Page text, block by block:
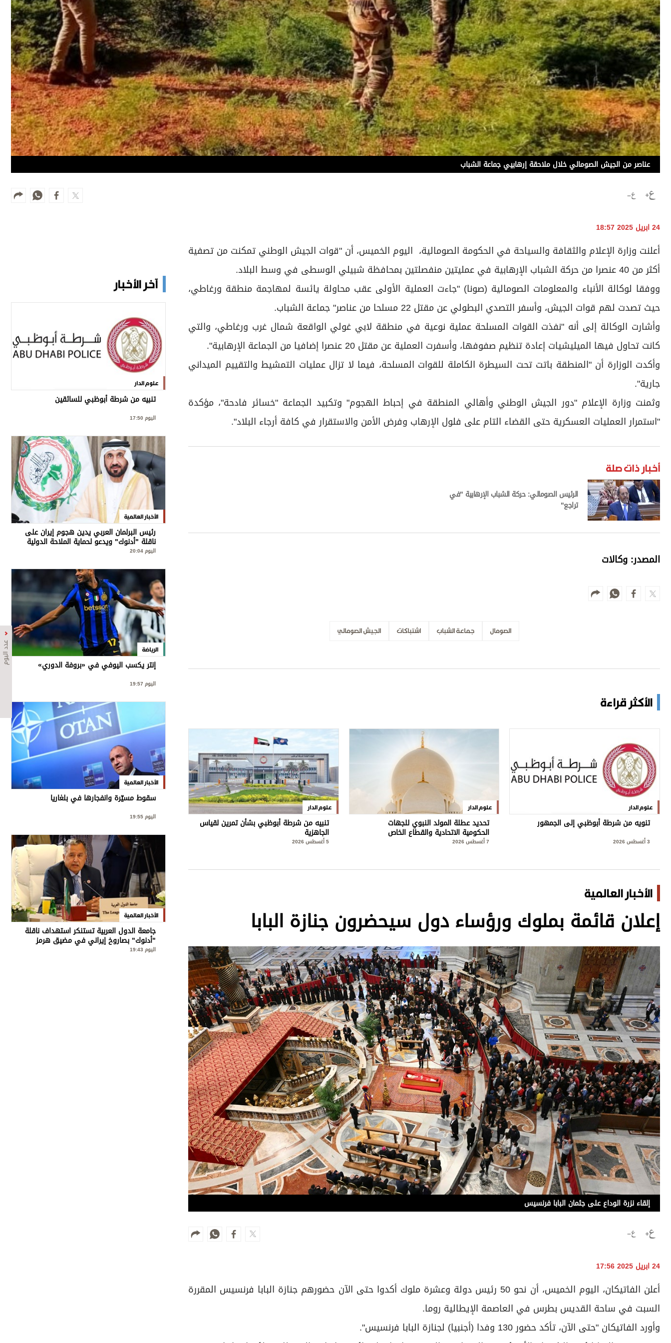
عدد اليوم
مواقيت الصلاة
الأحوال الجوية
عدد اليوم
عناصر من الجيش الصومالي خلال ملاحقة إرهابيي جماعة الشباب
24 ابريل 2025 18:57
أعلنت وزارة الإعلام والثقافة والسياحة في الحكومة الصومالية، اليوم الخميس، أن "قوات الجيش الوطني تمكنت من تصفية
أكثر من 40 عنصرا من حركة الشباب الإرهابية في عمليتين منفصلتين بمحافظة شبيلي الوسطى في وسط البلاد.
ووفقا لوكالة الأنباء والمعلومات الصومالية (صونا) "جاءت العملية الأولى عقب محاولة يائسة لمهاجمة منطقة ورغاطي،
حيث تصدت لهم قوات الجيش، وأسفر التصدي البطولي عن مقتل 22 مسلحا من عناصر" جماعة الشباب.
وأشارت الوكالة إلى أنه "نفذت القوات المسلحة عملية نوعية في منطقة لابي غولي الواقعة شمال غرب ورغاطي، والتي
كانت تحاول فيها الميليشيات إعادة تنظيم صفوفها، وأسفرت العملية عن مقتل 20 عنصرا إضافيا من الجماعة الإرهابية".
وأكدت الوزارة أن "المنطقة باتت تحت السيطرة الكاملة للقوات المسلحة، فيما لا تزال عمليات التمشيط والتقييم الميداني
جارية".
وثمنت وزارة الإعلام "دور الجيش الوطني وأهالي المنطقة في إحباط الهجوم" وتكبيد الجماعة "خسائر فادحة"، مؤكدة
"استمرار العمليات العسكرية حتى القضاء التام على فلول الإرهاب وفرض الأمن والاستقرار في كافة أرجاء البلاد".
أخبار ذات صلة
الرئيس الصومالي: حركة الشباب الإرهابية "في
تراجع"
المصدر: وكالات
الصومال جماعة الشباب اشتباكات الجيش الصومالي
الأكثر قراءة
علوم الدار
تنويه من شرطة أبوظبي إلى الجمهور
3 أغسطس 2026
علوم الدار
تحديد عطلة المولد النبوي للجهات
الحكومية الاتحادية والقطاع الخاص
7 أغسطس 2026
علوم الدار
تنبيه من شرطة أبوظبي بشأن تمرين لقياس
الجاهزية
5 أغسطس 2026
الأخبار العالمية
إعلان قائمة بملوك ورؤساء دول سيحضرون جنازة البابا
إلقاء نزرة الوداع على جثمان البابا فرنسيس
24 ابريل 2025 17:56
أعلن الفاتيكان، اليوم الخميس، أن نحو 50 رئيس دولة وعشرة ملوك أكدوا حتى الآن حضورهم جنازة البابا فرنسيس المقررة
السبت في ساحة القديس بطرس في العاصمة الإيطالية روما.
وأورد الفاتيكان "حتى الآن، تأكد حضور 130 وفدا (أجنبيا) لجنازة البابا فرنسيس".
آخر الأخبار
علوم الدار
تنبيه من شرطة أبوظبي للسائقين
اليوم 17:50
الأخبار العالمية
رئيس البرلمان العربي يدين هجوم إيران على
ناقلة "أدنوك" ويدعو لحماية الملاحة الدولية
اليوم 20:04
الرياضة
إنتر يكسب اليوفي في «بروفة الدوري»
اليوم 19:57
الأخبار العالمية
سقوط مسيّرة وانفجارها في بلغاريا
اليوم 19:55
الأخبار العالمية
جامعة الدول العربية تستنكر استهداف ناقلة
"أدنوك" بصاروخ إيراني في مضيق هرمز
اليوم 19:43